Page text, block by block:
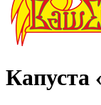
Капуста